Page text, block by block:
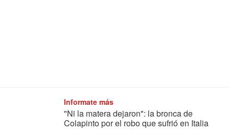
Informate más
"Ni la matera dejaron": la bronca de
Colapinto por el robo que sufrió en Italia